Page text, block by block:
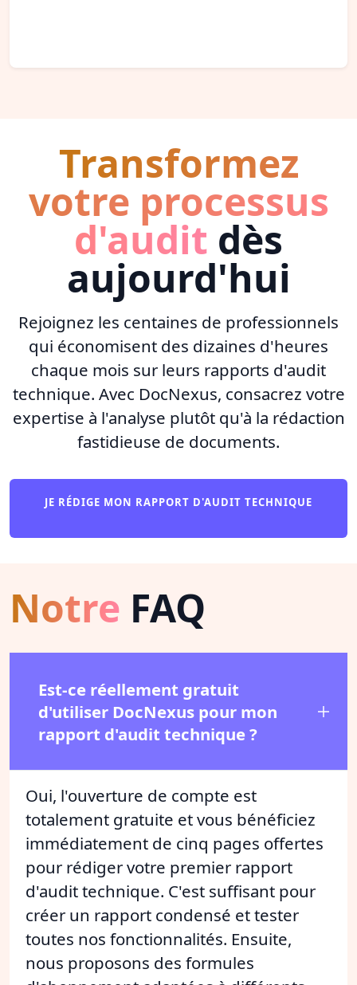
Transformez
votre processus
d'audit dès
aujourd'hui
Rejoignez les centaines de professionnels
qui économisent des dizaines d'heures
chaque mois sur leurs rapports d'audit
technique. Avec DocNexus, consacrez votre
expertise à l'analyse plutôt qu'à la rédaction
fastidieuse de documents.
JE RÉDIGE MON RAPPORT D'AUDIT TECHNIQUE
Notre FAQ
Est-ce réellement gratuit
d'utiliser DocNexus pour mon
rapport d'audit technique ?
Oui, l'ouverture de compte est
totalement gratuite et vous bénéficiez
immédiatement de cinq pages offertes
pour rédiger votre premier rapport
d'audit technique. C'est suffisant pour
créer un rapport condensé et tester
toutes nos fonctionnalités. Ensuite,
nous proposons des formules